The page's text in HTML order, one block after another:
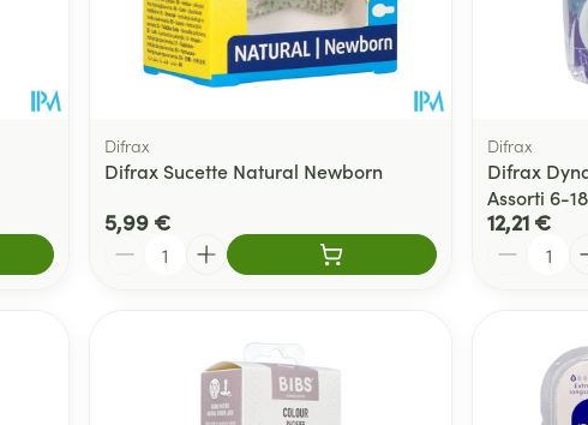
Difrax
Difrax Sucette Natural Newborn
5,99 €
Quantité
Difrax
Difrax
Assorti 6-
12,21 €
Quantité